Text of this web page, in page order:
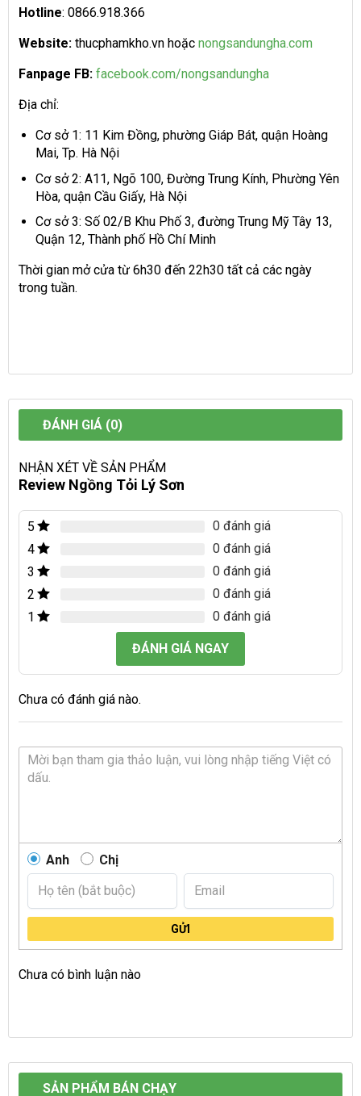
Hotline: 0866.918.366
Website: thucphamkho.vn hoặc nongsandungha.com
Fanpage FB: facebook.com/nongsandungha
Địa chỉ:
Cơ sở 1: 11 Kim Đồng, phường Giáp Bát, quận Hoàng
Mai, Tp. Hà Nội
Cơ sở 2: A11, Ngõ 100, Đường Trung Kính, Phường Yên
Hòa, quận Cầu Giấy, Hà Nội
Cơ sở 3: Số 02/B Khu Phố 3, đường Trung Mỹ Tây 13,
Quận 12, Thành phố Hồ Chí Minh
Thời gian mở cửa từ 6h30 đến 22h30 tất cả các ngày
trong tuần.
ĐÁNH GIÁ (0)
NHẬN XÉT VỀ SẢN PHẨM
Review Ngồng Tỏi Lý Sơn
5
0 đánh giá
4
0 đánh giá
3
0 đánh giá
2
0 đánh giá
1
0 đánh giá
ĐÁNH GIÁ NGAY
Chưa có đánh giá nào.
Anh Chị
GỬI
Chưa có bình luận nào
SẢN PHẨM BÁN CHẠY